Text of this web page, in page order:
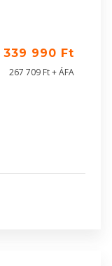
339 990 Ft
267 709 Ft + ÁFA